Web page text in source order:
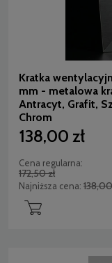
Kratka
mm - metalowa
Antracyt, Grafit,
Chrom
138,00 zł
Cena regularna:
172,50 zł
Najniższa cena: